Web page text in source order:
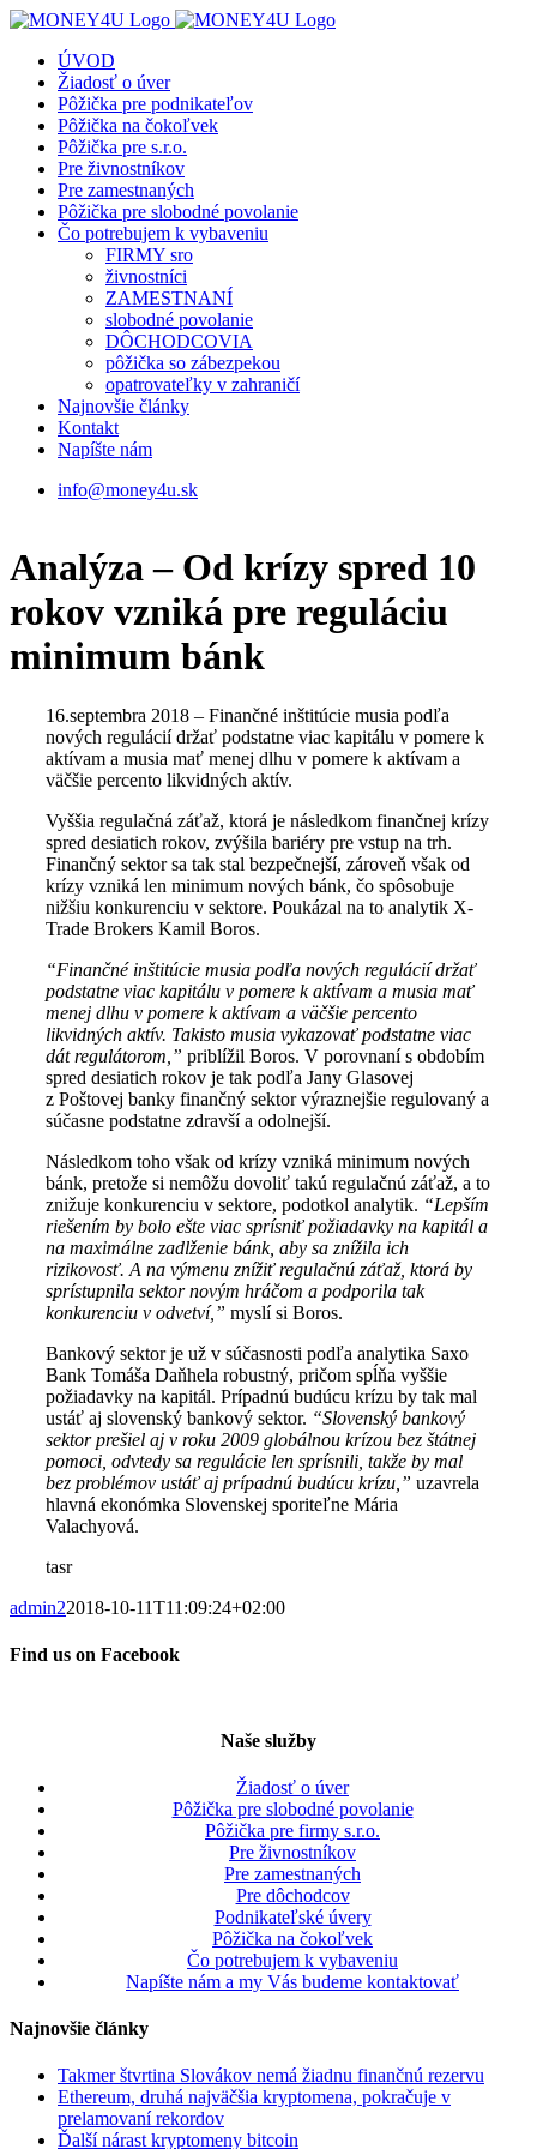
Skip
contentÚVOD
Žiadosť o úver
Pôžička pre podnikateľov
Pôžička na čokoľvek
Pôžička pre s.r.o.
Pre živnostníkov
Pre zamestnaných
Pôžička pre slobodné povolanie
Čo potrebujem k vybaveniu
FIRMY sro
živnostníci
ZAMESTNANÍ
slobodné povolanie
DÔCHODCOVIA
pôžička so zábezpekou
opatrovateľky v zahraničí
Najnovšie články
Kontakt
Napíšte nám
info@money4u.sk
Analýza – Od krízy spred 10
rokov vzniká pre reguláciu
minimum bánk
16.septembra 2018 – Finančné inštitúcie musia podľa
nových regulácií držať podstatne viac kapitálu v pomere k
aktívam a musia mať menej dlhu v pomere k aktívam a
väčšie percento likvidných aktív.
Vyššia regulačná záťaž, ktorá je následkom finančnej krízy
spred desiatich rokov, zvýšila bariéry pre vstup na trh.
Finančný sektor sa tak stal bezpečnejší, zároveň však od
krízy vzniká len minimum nových bánk, čo spôsobuje
nižšiu konkurenciu v sektore. Poukázal na to analytik X-
Trade Brokers Kamil Boros.
“Finančné inštitúcie musia podľa nových regulácií držať
podstatne viac kapitálu v pomere k aktívam a musia mať
menej dlhu v pomere k aktívam a väčšie percento
likvidných aktív. Takisto musia vykazovať podstatne viac
dát regulátorom,” priblížil Boros. V porovnaní s obdobím
spred desiatich rokov je tak podľa Jany Glasovej
z Poštovej banky finančný sektor výraznejšie regulovaný a
súčasne podstatne zdravší a odolnejší.
Následkom toho však od krízy vzniká minimum nových
bánk, pretože si nemôžu dovoliť takú regulačnú záťaž, a to
znižuje konkurenciu v sektore, podotkol analytik. “Lepším
riešením by bolo ešte viac sprísniť požiadavky na kapitál a
na maximálne zadlženie bánk, aby sa znížila ich
rizikovosť. A na výmenu znížiť regulačnú záťaž, ktorá by
sprístupnila sektor novým hráčom a podporila tak
konkurenciu v odvetví,” myslí si Boros.
Bankový sektor je už v súčasnosti podľa analytika Saxo
Bank Tomáša Daňhela robustný, pričom spĺňa vyššie
požiadavky na kapitál. Prípadnú budúcu krízu by tak mal
ustáť aj slovenský bankový sektor. “Slovenský bankový
sektor prešiel aj v roku 2009 globálnou krízou bez štátnej
pomoci, odvtedy sa regulácie len sprísnili, takže by mal
bez problémov ustáť aj prípadnú budúcu krízu,” uzavrela
hlavná ekonómka Slovenskej sporiteľne Mária
Valachyová.
tasr
admin22018-10-11T11:09:24+02:00
Find us on Facebook
Naše služby
Žiadosť o úver
Pôžička pre slobodné povolanie
Pôžička pre firmy s.r.o.
Pre živnostníkov
Pre zamestnaných
Pre dôchodcov
Podnikateľské úvery
Pôžička na čokoľvek
Čo potrebujem k vybaveniu
Napíšte nám a my Vás budeme kontaktovať
Najnovšie články
Takmer štvrtina Slovákov nemá žiadnu finančnú rezervu
Ethereum, druhá najväčšia kryptomena, pokračuje v
prelamovaní rekordov
Ďalší nárast kryptomeny bitcoin